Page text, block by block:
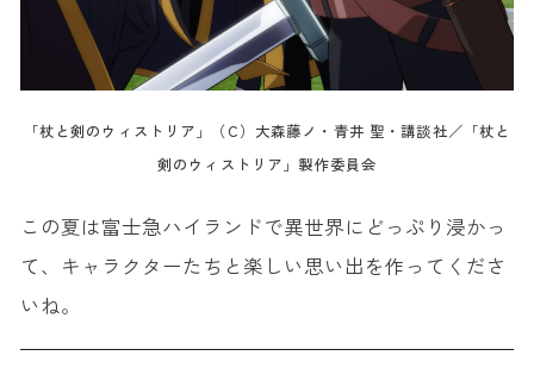
「杖と剣のウィストリア」（C）大森藤ノ・青井 聖・講談社／「杖と
剣のウィストリア」製作委員会
この夏は富士急ハイランドで異世界にどっぷり浸かっ
て、キャラクターたちと楽しい思い出を作ってくださ
いね。